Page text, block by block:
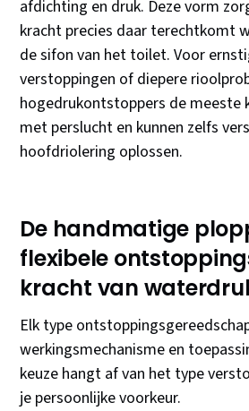
afdichting en druk. Deze vorm
kracht precies daar terechtkomt
de sifon van het toilet. Voor
verstoppingen of diepere
hogedrukontstoppers de meeste
met perslucht en kunnen zelfs
hoofdriolering oplossen.
De handmatige
flexibele
kracht van
Elk type
werkingsmechanisme en
keuze hangt af van het type
je persoonlijke voorkeur.